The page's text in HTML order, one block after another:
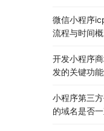
微信小程序
流程与时间概
开发小程序
发的关键功能
小程序第三
的域名是否